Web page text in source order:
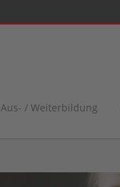
Aus- / Weiterbildung